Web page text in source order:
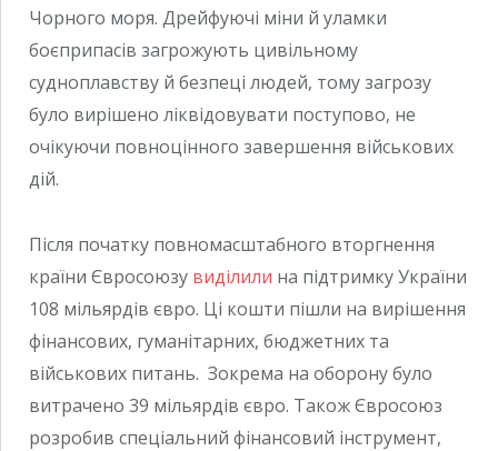
Чорного моря. Дрейфуючі міни й уламки
боєприпасів загрожують цивільному
судноплавству й безпеці людей, тому загрозу
було вирішено ліквідовувати поступово, не
очікуючи повноцінного завершення військових
дій.
Після початку повномасштабного вторгнення
країни Євросоюзу виділили на підтримку України
108 мільярдів євро. Ці кошти пішли на вирішення
фінансових, гуманітарних, бюджетних та
військових питань. Зокрема на оборону було
витрачено 39 мільярдів євро. Також Євросоюз
розробив спеціальний фінансовий інструмент,